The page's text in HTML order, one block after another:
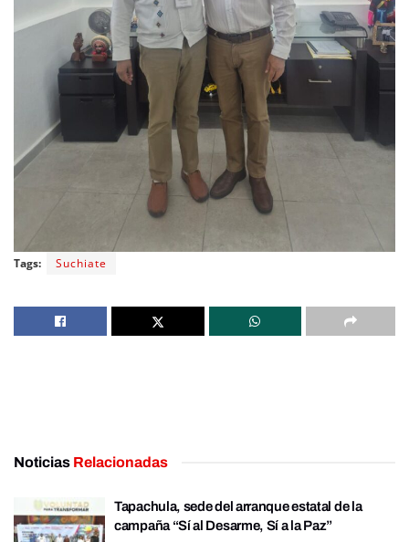
Tags: Suchiate
Noticias Relacionadas
Tapachula, sede del arranque estatal de la
campaña “Sí al Desarme, Sí a la Paz”